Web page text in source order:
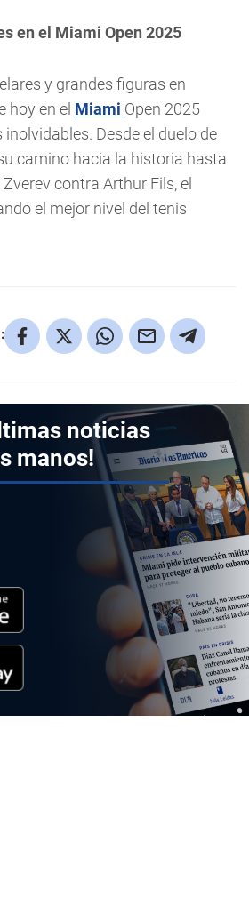
en el Miami Open 2025
y grandes figuras en
hoy en el Miami Open 2025
Desde el duelo de
camino hacia la historia hasta
contra Arthur Fils, el
el mejor nivel del tenis
noticias
manos!